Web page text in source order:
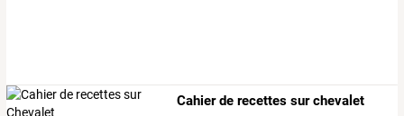
Cahier de recettes sur chevalet